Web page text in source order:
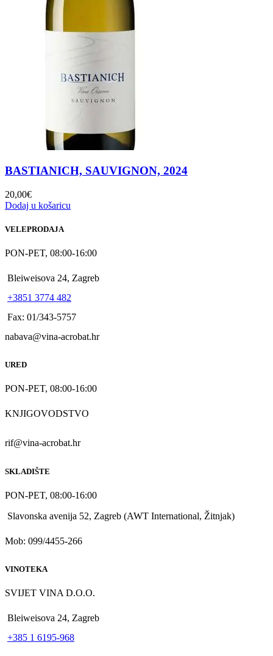
BASTIANICH, SAUVIGNON, 2024
20,00€
Dodaj u košaricu
VELEPRODAJA
PON-PET, 08:00-16:00
Bleiweisova 24, Zagreb
+3851 3774 482
Fax: 01/343-5757
nabava@vina-acrobat.hr
URED
PON-PET, 08:00-16:00
KNJIGOVODSTVO
rif@vina-acrobat.hr
SKLADIŠTE
PON-PET, 08:00-16:00
Slavonska avenija 52, Zagreb (AWT International, Žitnjak)
Mob: 099/4455-266
VINOTEKA
SVIJET VINA D.O.O.
Bleiweisova 24, Zagreb
+385 1 6195-968